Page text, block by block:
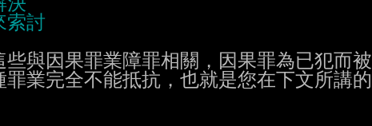
與因果罪業障罪相關，因果罪為已犯而被
業完全不能抵抗，也就是您在下文所講的